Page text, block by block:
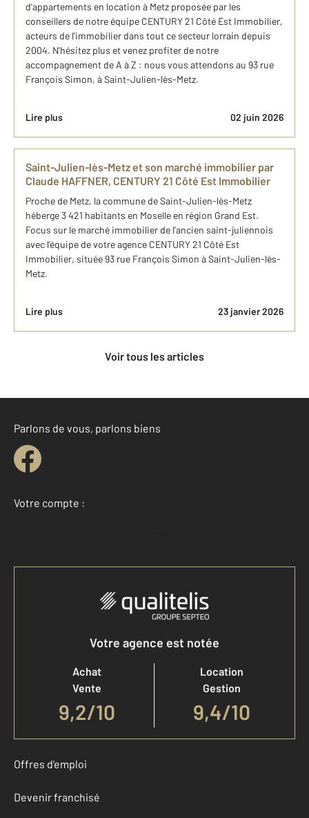
d'appartements en location à Metz proposée par les
conseillers de notre équipe CENTURY 21 Côté Est Immobilier,
acteurs de l'immobilier dans tout ce secteur lorrain depuis
2004. N'hésitez plus et venez profiter de notre
accompagnement de A à Z : nous vous attendons au 93 rue
François Simon, à Saint-Julien-lès-Metz.
Lire plus 02 juin 2026
Saint-Julien-lès-Metz et son marché immobilier par
Claude HAFFNER, CENTURY 21 Côté Est Immobilier
Proche de Metz, la commune de Saint-Julien-lès-Metz
héberge 3 421 habitants en Moselle en région Grand Est.
Focus sur le marché immobilier de l’ancien saint-juliennois
avec l’équipe de votre agence CENTURY 21 Côté Est
Immobilier, située 93 rue François Simon à Saint-Julien-lès-
Metz.
Lire plus 23 janvier 2026
Voir tous les articles
Parlons de vous, parlons biens
Votre compte :
Accéder à mon compte
Votre agence est notée
Achat
Vente
9,2/10
Location
Gestion
9,4/10
Offres d'emploi
Devenir franchisé